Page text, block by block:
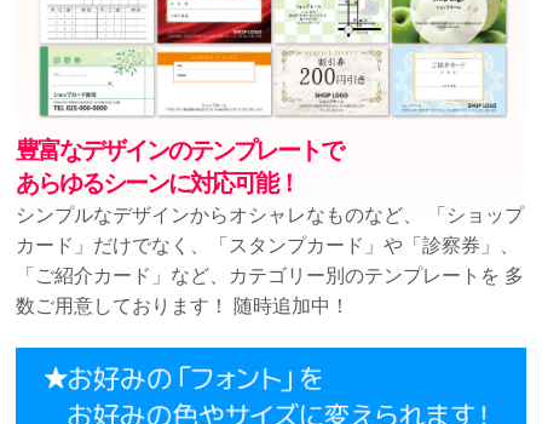
豊富なデザインのテンプレートで
あらゆるシーンに対応可能！
シンプルなデザインからオシャレなものなど、
「ショップ
カード」だけでなく、「スタンプカード」や「診察券」、
「ご紹介カード」など、カテゴリー別のテンプレートを 多
数ご用意しております！ 随時追加中！